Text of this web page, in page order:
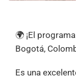
🌍 ¡El
Bogotá,
Es una